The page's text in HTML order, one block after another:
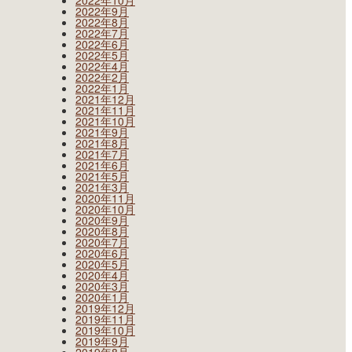
2022年9月
2022年8月
2022年7月
2022年6月
2022年5月
2022年4月
2022年2月
2022年1月
2021年12月
2021年11月
2021年10月
2021年9月
2021年8月
2021年7月
2021年6月
2021年5月
2021年3月
2020年11月
2020年10月
2020年9月
2020年8月
2020年7月
2020年6月
2020年5月
2020年4月
2020年3月
2020年1月
2019年12月
2019年11月
2019年10月
2019年9月